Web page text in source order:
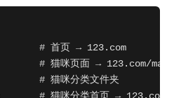
# 首页 → 123.com
# 猫咪页面 → 123.com/maomi
# 猫咪分类文件夹